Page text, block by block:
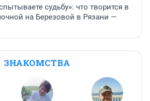
судьбу»: что творится в
на Березовой в Рязани —
ЗНАКОМСТВА